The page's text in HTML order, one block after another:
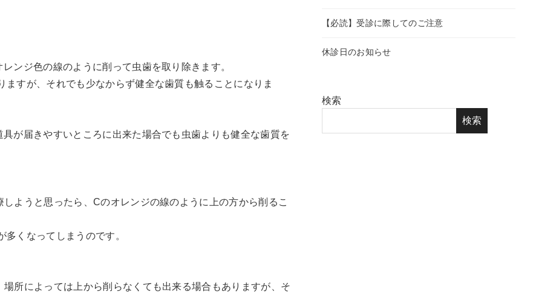
ンジ色の線のように削って虫歯を取り除きます。
すが、それでも少なからず健全な歯質も触ることになりま
が届きやすいところに出来た場合でも虫歯よりも健全な歯質を
ようと思ったら、Cのオレンジの線のように上の方から削るこ
くなってしまうのです。
所によっては上から削らなくても出来る場合もありますが、そ
【必読】受診に際してのご注意
休診日のお知らせ
検索
検索